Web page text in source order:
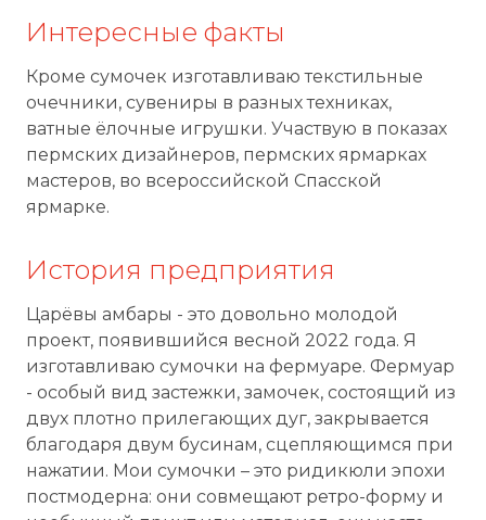
Интересные факты
Кроме сумочек изготавливаю текстильные
очечники, сувениры в разных техниках,
ватные ёлочные игрушки. Участвую в показах
пермских дизайнеров, пермских ярмарках
мастеров, во всероссийской Спасской
ярмарке.
История предприятия
Царёвы амбары - это довольно молодой
проект, появившийся весной 2022 года. Я
изготавливаю сумочки на фермуаре. Фермуар
- особый вид застежки, замочек, состоящий из
двух плотно прилегающих дуг, закрывается
благодаря двум бусинам, сцепляющимся при
нажатии. Мои сумочки – это ридикюли эпохи
постмодерна: они совмещают ретро-форму и